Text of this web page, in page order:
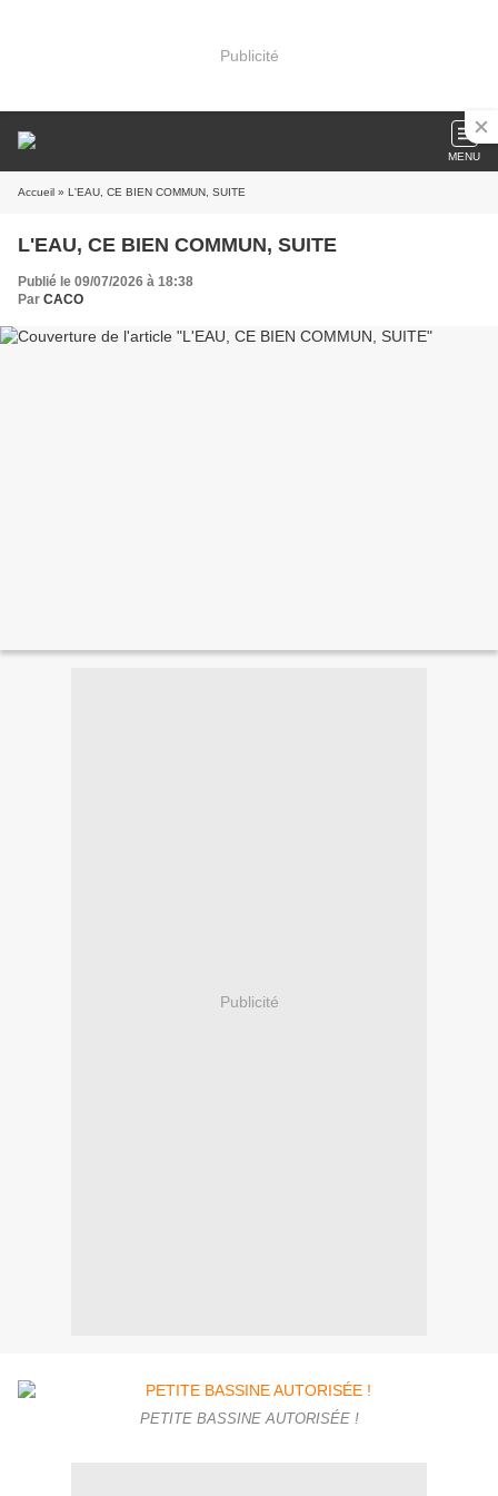
Publicité
MENU
Accueil » L'EAU, CE BIEN COMMUN, SUITE
L'EAU, CE BIEN COMMUN, SUITE
Publié le 09/07/2026 à 18:38
Par CACO
Publicité
PETITE BASSINE AUTORISÉE !